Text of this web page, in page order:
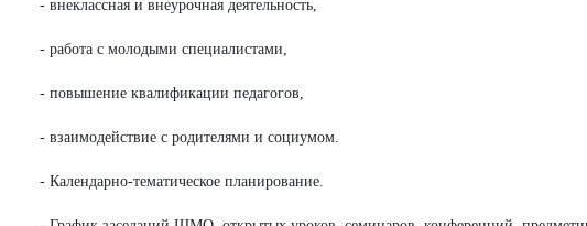
- внеклассная и внеурочная деятельность,
- работа с молодыми специалистами,
- повышение квалификации педагогов,
- взаимодействие с родителями и социумом.
- Календарно-тематическое планирование.